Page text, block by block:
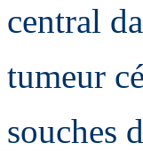
central
tumeur
souches